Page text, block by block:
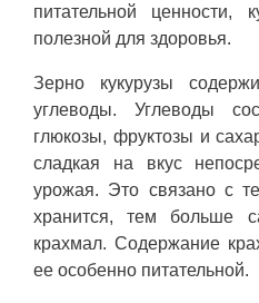
питательной ценности,
полезной для здоровья.
Зерно кукурузы
углеводы. Углеводы
глюкозы, фруктозы и
сладкая на вкус
урожая. Это связано с
хранится, тем больше
крахмал. Содержание
ее особенно питательной.